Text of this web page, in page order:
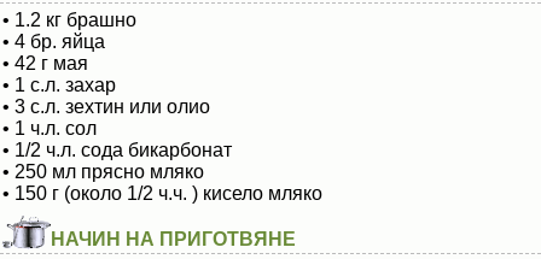
• 1.2 кг брашно
• 4 бр. яйца
• 42 г мая
• 1 с.л. захар
• 3 с.л. зехтин или олио
• 1 ч.л. сол
• 1/2 ч.л. сода бикарбонат
• 250 мл прясно мляко
• 150 г (около 1/2 ч.ч. ) кисело мляко
НАЧИН НА ПРИГОТВЯНЕ